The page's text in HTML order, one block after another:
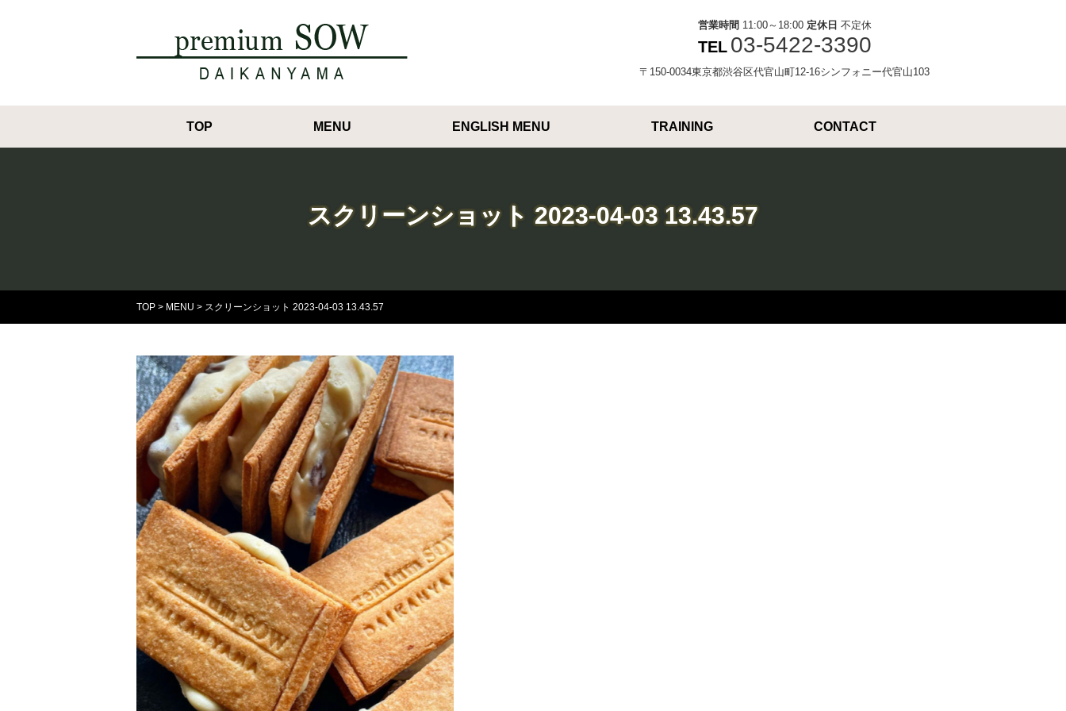
営業時間 11:00～18:00 定休日 不定休
TEL 03-5422-3390
〒150-0034東京都渋谷区代官山町12-16シンフォニー代官山103
TOP MENU ENGLISH MENU TRAINING CONTACT
スクリーンショット 2023-04-03 13.43.57
TOP > MENU > スクリーンショット 2023-04-03 13.43.57